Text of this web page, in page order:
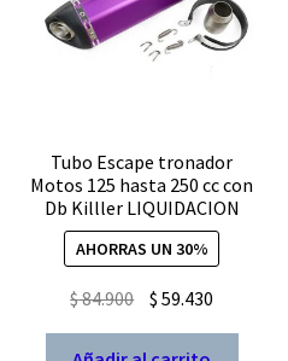
Tubo Escape tronador
Motos 125 hasta 250 cc con
Db Killler LIQUIDACION
AHORRAS UN 30%
$84.900 El$ 59.430